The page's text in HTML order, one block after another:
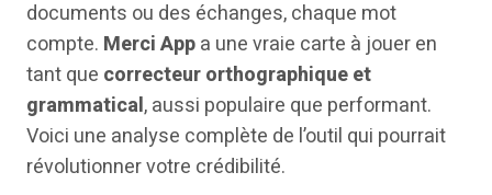
documents ou des échanges, chaque mot
compte. Merci Appa une vraie carte à jouer en
tant que correcteur orthographique et
grammatical, aussi populaire que performant.
Voici une analyse complète de l’outil qui pourrait
révolutionner votre crédibilité.